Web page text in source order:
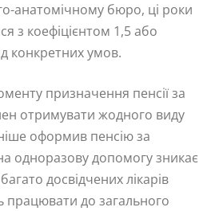
анатомічному бюро, ці роки
з коефіцієнтом 1,5 або
конкретних умов.
призначення пенсії за
отримувати жодного виду
оформив пенсію за
одноразову допомогу зникає
досвідчених лікарів
до загального